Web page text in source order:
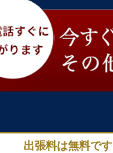
出張料は無料です